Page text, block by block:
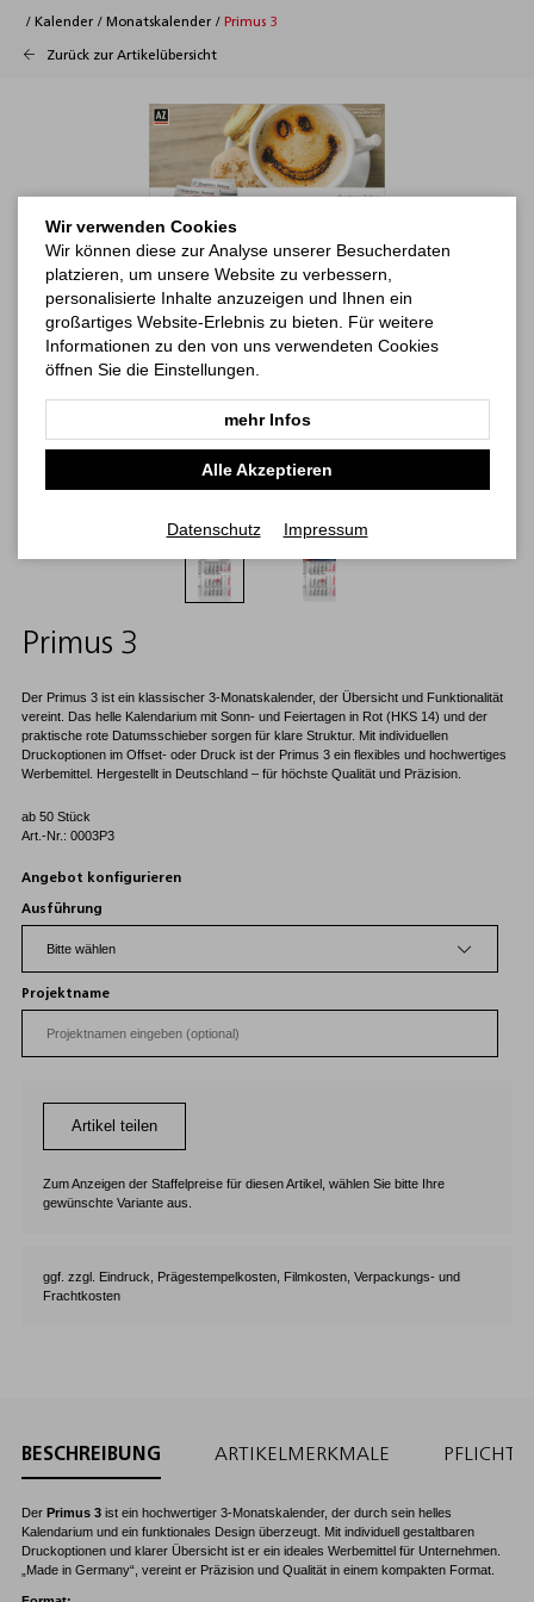
/ Kalender / Monatskalender / Primus 3
Zurück zur Artikelübersicht
Primus 3
Der Primus 3 ist ein klassischer 3-Monatskalender, der Übersicht und Funktionalität
vereint. Das helle Kalendarium mit Sonn- und Feiertagen in Rot (HKS 14) und der
praktische rote Datumsschieber sorgen für klare Struktur. Mit individuellen
Druckoptionen im Offset- oder Druck ist der Primus 3 ein flexibles und hochwertiges
Werbemittel. Hergestellt in Deutschland – für höchste Qualität und Präzision.
ab 50 Stück
Art.-Nr.: 0003P3
Angebot konfigurieren
Ausführung
Projektname
Artikel teilen
Zum Anzeigen der Staffelpreise für diesen Artikel, wählen Sie bitte Ihre
gewünschte Variante aus.
ggf. zzgl. Eindruck, Prägestempelkosten, Filmkosten, Verpackungs- und
Frachtkosten
BESCHREIBUNG ARTIKELMERKMALE
Der Primus 3 ist ein hochwertiger 3-Monatskalender, der durch sein helles
Kalendarium und ein funktionales Design überzeugt. Mit individuell gestaltbaren
Druckoptionen und klarer Übersicht ist er ein ideales Werbemittel für Unternehmen.
„Made in Germany“, vereint er Präzision und Qualität in einem kompakten Format.
Wir verwenden Cookies
Wir können diese zur Analyse unserer Besucherdaten
platzieren, um unsere Website zu verbessern,
personalisierte Inhalte anzuzeigen und Ihnen ein
großartiges Website-Erlebnis zu bieten. Für weitere
Informationen zu den von uns verwendeten Cookies
öffnen Sie die Einstellungen.
mehr Infos
Alle Akzeptieren
Datenschutz Impressum